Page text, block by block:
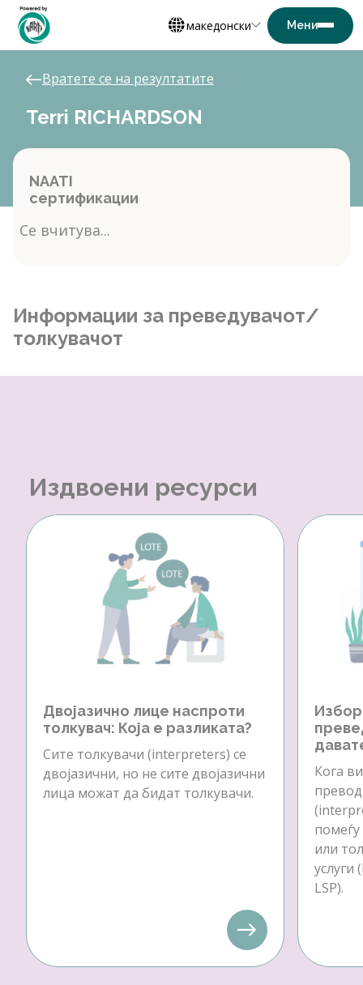
македонски
Вратете се на резултатите
Terri RICHARDSON
NAATI
сертификации
Се вчитува...
Информации за преведувачот/
толкувачот
Издвоени ресурси
Двојазично лице наспроти
толкувач: Која е разликата?
Сите толкувачи (interpreters) се
двојазични, но не сите двојазични
лица можат да бидат толкувачи.
Кога
или
услуги
LSP).